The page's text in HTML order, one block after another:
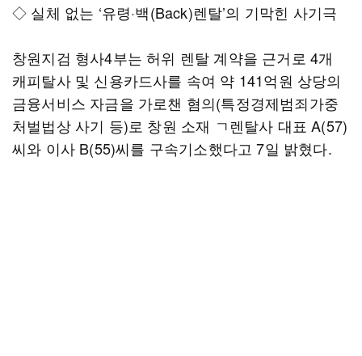
◇ 실체 없는 ‘유령·백(Back)렌탈’의 기막힌 사기극
창원지검 형사4부는 허위 렌탈 계약을 근거로 4개
캐피탈사 및 신용카드사를 속여 약 141억원 상당의
금융서비스 자금을 가로챈 혐의(특정경제범죄가중
처벌법상 사기 등)로 창원 소재 ㄱ렌탈사 대표 A(57)
씨와 이사 B(55)씨를 구속기소했다고 7일 밝혔다.